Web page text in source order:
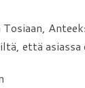
että asiassa